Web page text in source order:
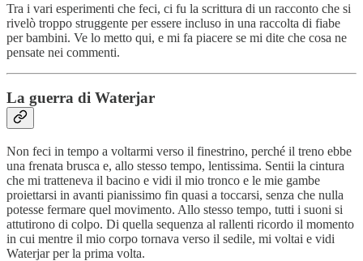
Tra i vari esperimenti che feci, ci fu la scrittura di un racconto che si
rivelò troppo struggente per essere incluso in una raccolta di fiabe
per bambini. Ve lo metto qui, e mi fa piacere se mi dite che cosa ne
pensate nei commenti.
La guerra di Waterjar
Non feci in tempo a voltarmi verso il finestrino, perché il treno ebbe
una frenata brusca e, allo stesso tempo, lentissima. Sentii la cintura
che mi tratteneva il bacino e vidi il mio tronco e le mie gambe
proiettarsi in avanti pianissimo fin quasi a toccarsi, senza che nulla
potesse fermare quel movimento. Allo stesso tempo, tutti i suoni si
attutirono di colpo. Di quella sequenza al rallenti ricordo il momento
in cui mentre il mio corpo tornava verso il sedile, mi voltai e vidi
Waterjar per la prima volta.